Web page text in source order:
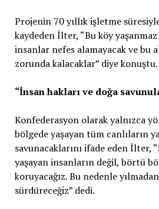
Projenin 70 yıllık işletme
kaydeden İlter, “Bu köy
insanlar nefes alamayacak ve bu
zorunda kalacaklar” diye konuştu.
“İnsan hakları ve doğa
Konfederasyon olarak yalnızca
bölgede yaşayan tüm canlıların
savunacaklarını ifade eden İlter,
yaşayan insanların değil, börtü
koruyacağız. Bu nedenle
sürdüreceğiz” dedi.